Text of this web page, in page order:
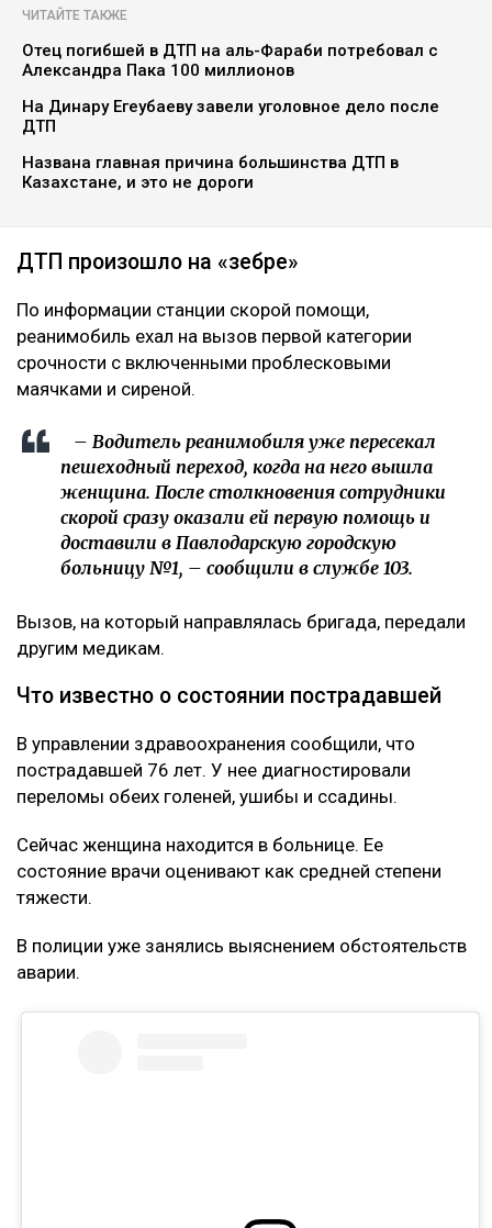
ЧИТАЙТЕ ТАКЖЕ
Отец погибшей в ДТП на аль-Фараби потребовал с
Александра Пака 100 миллионов
На Динару Егеубаеву завели уголовное дело после
ДТП
Названа главная причина большинства ДТП в
Казахстане, и это не дороги
ДТП произошло на «зебре»
По информации станции скорой помощи,
реанимобиль ехал на вызов первой категории
срочности с включенными проблесковыми
маячками и сиреной.
– Водитель реанимобиля уже пересекал
пешеходный переход, когда на него вышла
женщина. После столкновения сотрудники
скорой сразу оказали ей первую помощь и
доставили в Павлодарскую городскую
больницу №1, – сообщили в службе 103.
Вызов, на который направлялась бригада, передали
другим медикам.
Что известно о состоянии пострадавшей
В управлении здравоохранения сообщили, что
пострадавшей 76 лет. У нее диагностировали
переломы обеих голеней, ушибы и ссадины.
Сейчас женщина находится в больнице. Ее
состояние врачи оценивают как средней степени
тяжести.
В полиции уже занялись выяснением обстоятельств
аварии.